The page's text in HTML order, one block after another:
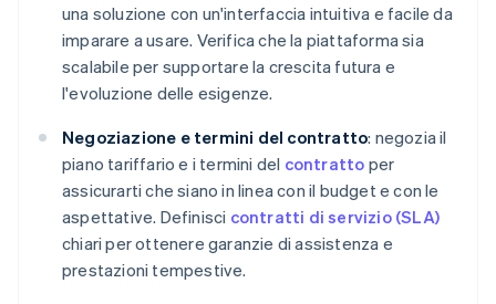
una soluzione con un'interfaccia intuitiva e facile da
imparare a usare. Verifica che la piattaforma sia
scalabile per supportare la crescita futura e
l'evoluzione delle esigenze.
Negoziazione e termini del contratto: negozia il
piano tariffario e i termini del contratto per
assicurarti che siano in linea con il budget e con le
aspettative. Definisci contratti di servizio (SLA)
chiari per ottenere garanzie di assistenza e
prestazioni tempestive.